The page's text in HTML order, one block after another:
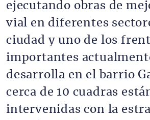
ejecutando obras de
vial en diferentes
ciudad y uno de los
importantes
desarrolla en el barrio
cerca de 10 cuadras
intervenidas con la